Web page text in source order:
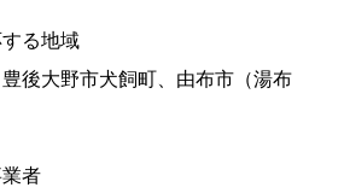
る地域
後大野市犬飼町、由布市（湯布
者